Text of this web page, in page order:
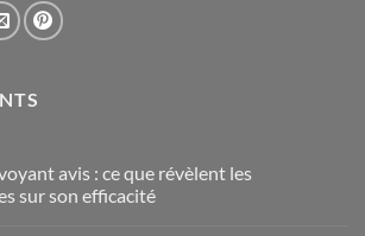
avis : ce que révèlent les
sur son efficacité